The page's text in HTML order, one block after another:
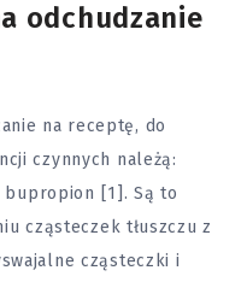
odchudzanie
na receptę, do
czynnych należą:
[1]. Są to
cząsteczek tłuszczu z
cząsteczki i